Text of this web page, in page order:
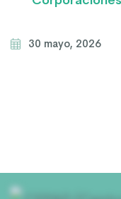
30 mayo, 2026